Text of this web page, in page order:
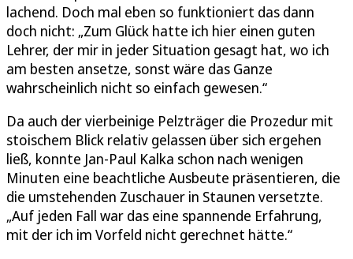
lachend. Doch mal eben so funktioniert das dann
doch nicht: „Zum Glück hatte ich hier einen guten
Lehrer, der mir in jeder Situation gesagt hat, wo ich
am besten ansetze, sonst wäre das Ganze
wahrscheinlich nicht so einfach gewesen.“
Da auch der vierbeinige Pelzträger die Prozedur mit
stoischem Blick relativ gelassen über sich ergehen
ließ, konnte Jan-Paul Kalka schon nach wenigen
Minuten eine beachtliche Ausbeute präsentieren, die
die umstehenden Zuschauer in Staunen versetzte.
„Auf jeden Fall war das eine spannende Erfahrung,
mit der ich im Vorfeld nicht gerechnet hätte.“